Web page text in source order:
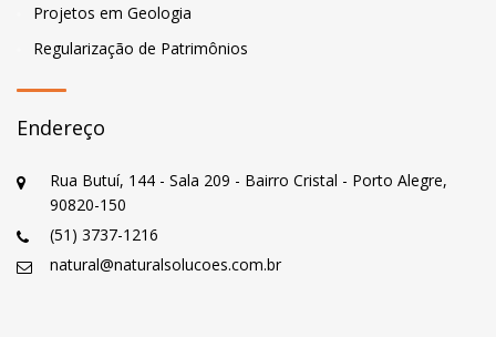
Projetos em Geologia
Regularização de Patrimônios
Endereço
Rua Butuí, 144 - Sala 209 - Bairro Cristal - Porto Alegre,
90820-150
(51) 3737-1216
natural@naturalsolucoes.com.br